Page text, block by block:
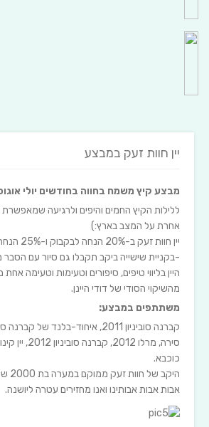
יין חוות זעק במבצע
מבצע קיץ משמח בחווה בחודשים יולי
ללילות הקיץ החמים והיפים ולרגיעה
אחרת על המצב בארץ:)
יין חוות זעק ב-20% הנחה לבקבוק ו-25% הנחה על שישייה.
-בקניית שישייה ביקב תקבלו גם סיור עם הסבר
היין בליווי טיפים, סיפורים וטעימות וטעימה
מהשיקוי הסודי של דודי היינן.
משתתפים במבצע:
קברנה סוביניון 2011, איחוד-בלנד של
סירה, מרלו 2012,
כוכבא.
אבות אבות אבותינו ואנו מחזירים עטרה ליושנה.